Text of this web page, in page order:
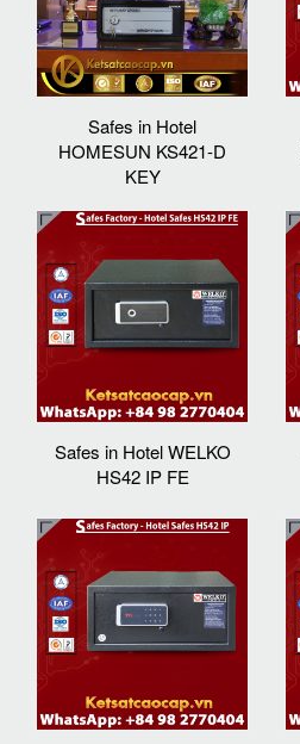
Safes in Hotel
HOMESUN KS421-D
KEY
Safes in Hotel WELKO
HS42 IP FE